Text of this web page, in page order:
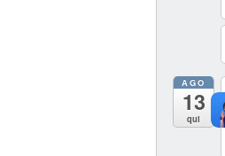
AGO
13
qui